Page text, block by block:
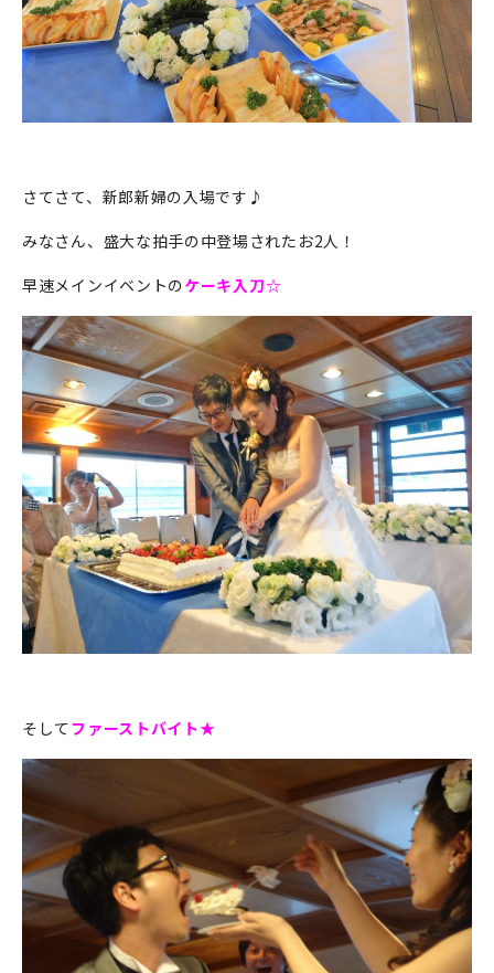
さてさて、新郎新婦の入場です♪
みなさん、盛大な拍手の中登場されたお2人！
早速メインイベントのケーキ入刀☆
そして ファーストバイト★